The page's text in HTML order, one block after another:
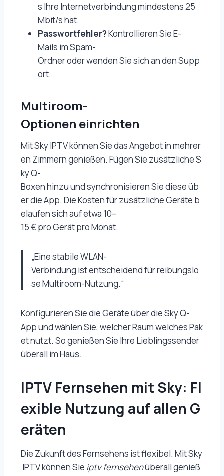
s Ihre Internetverbindung mindestens 25
Mbit/s hat.
Passwortfehler?Kontrollieren Sie E-
Mails im Spam-
Ordner oder wenden Sie sich an den Supp
ort.
Multiroom-
Optionen einrichten
Mit Sky IPTV können Sie das Angebot in mehrer
en Zimmern genießen. Fügen Sie zusätzliche S
ky Q-
Boxen hinzu und synchronisieren Sie diese üb
er die App. Die Kosten für zusätzliche Geräte b
elaufen sich auf etwa 10–
15 € pro Gerät pro Monat.
„Eine stabile WLAN-
Verbindung ist entscheidend für reibungslo
se Multiroom-Nutzung.“
Konfigurieren Sie die Geräte über die Sky Q-
App und wählen Sie, welcher Raum welches Pak
et nutzt. So genießen Sie Ihre Lieblingssender
überall im Haus.
IPTV Fernsehen mit Sky: Fl
exible Nutzung auf allen G
eräten
Die Zukunft des Fernsehens ist flexibel. Mit Sky
IPTV können Sie iptv fernsehenüberall genieß